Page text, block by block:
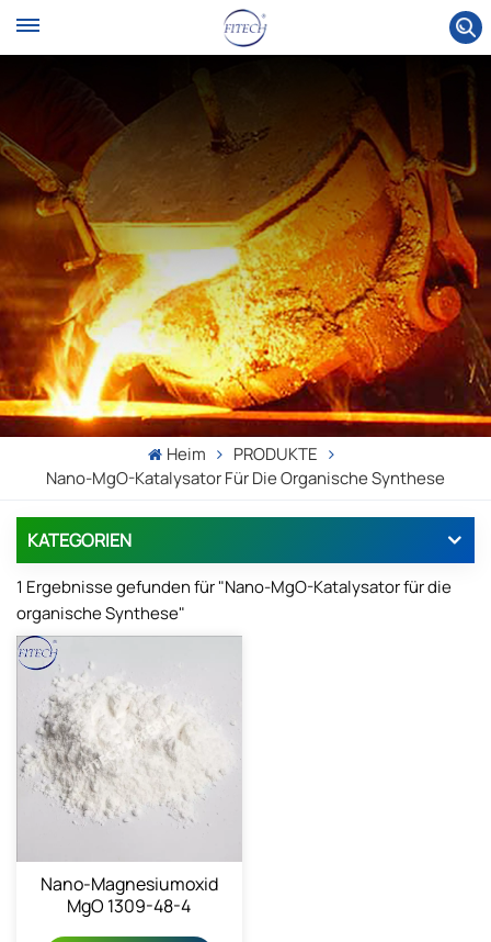
Heim
PRODUKTE
Nano-MgO-Katalysator Für Die Organische Synthese
KATEGORIEN
1 Ergebnisse gefunden für "Nano-MgO-Katalysator für die
organische Synthese"
Nano-Magnesiumoxid
MgO 1309-48-4